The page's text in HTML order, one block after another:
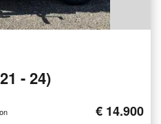
- 24)
€ 14.900